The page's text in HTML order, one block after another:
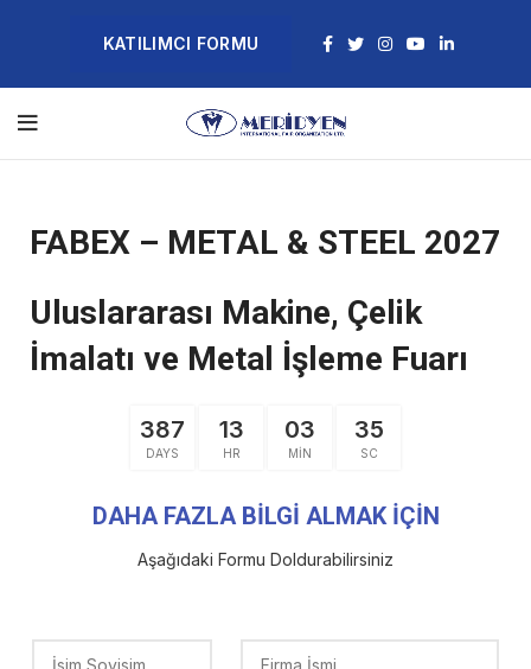
KATILIMCI FORMU
FABEX – METAL & STEEL 2027
Uluslararası Makine, Çelik
İmalatı ve Metal İşleme Fuarı
387
DAYS
13
HR
03
MIN
35
SC
DAHA FAZLA BİLGİ ALMAK İÇİN
Aşağıdaki Formu Doldurabilirsiniz